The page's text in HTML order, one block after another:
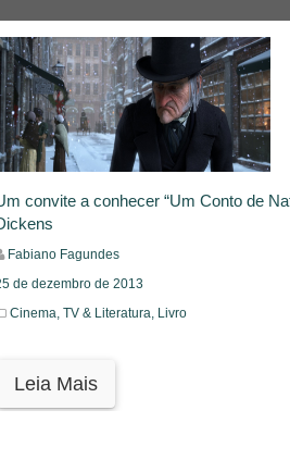
convite a conhecer “Um Conto de
Fabiano Fagundes
de dezembro de 2013
Cinema, TV & Literatura, Livro
Leia Mais